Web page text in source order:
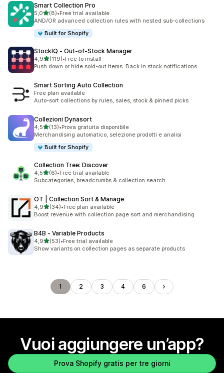
Smart Collection Pro
5,0stelle su 5
(8)
8 recensioni totali
•Free trial available
AND/OR advanced collection rules with nested sub-collections
Built for Shopify
StockIQ ‑ Out‑of‑Stock Manager
4,9stelle su 5
(119)
119 recensioni totali
•Free to install
Push down or hide sold-out items. Back in stock notifications.
Smart Sorting Auto Collection
Free plan available
Auto-sort collections by rules, sales, stock & pinned picks
Collezioni Dynasort
4,5stelle su 5
(13)
13 recensioni totali
•Prova gratuita disponibile
Merchandising automatico, selezione prodotti e analisi
Built for Shopify
Collection Tree: Discover
4,5stelle su 5
(6)
6 recensioni totali
•Free trial available
Subcategories, breadcrumbs & collection search
OT | Collection Sort & Manage
4,9stelle su 5
(34)
34 recensioni totali
•Free plan available
Boost revenue with collection page sort and merchandising
B4B ‑ Variable Products
4,9stelle su 5
(53)
53 recensioni totali
•Free trial available
Show variants on collection pages as separate products
1 2 3 4 6
Vuoi aggiungere un’app?
Prova Shopify gratis per tre giorni